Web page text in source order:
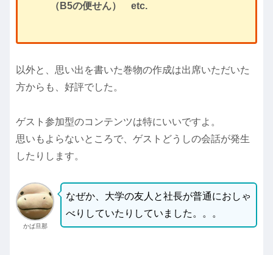
（B5の便せん） etc.
以外と、思い出を書いた巻物の作成は出席いただいた
方からも、好評でした。
ゲスト参加型のコンテンツは特にいいですよ。
思いもよらないところで、ゲストどうしの会話が発生
したりします。
かば旦那
なぜか、大学の友人と社長が普通におしゃ
べりしていたりしていました。。。